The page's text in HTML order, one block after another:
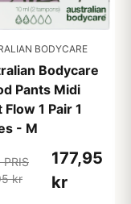
BODYCARE
Bodycare
Pants Midi
Flow 1 Pair 1
- M
PRIS
kr
177,95
kr